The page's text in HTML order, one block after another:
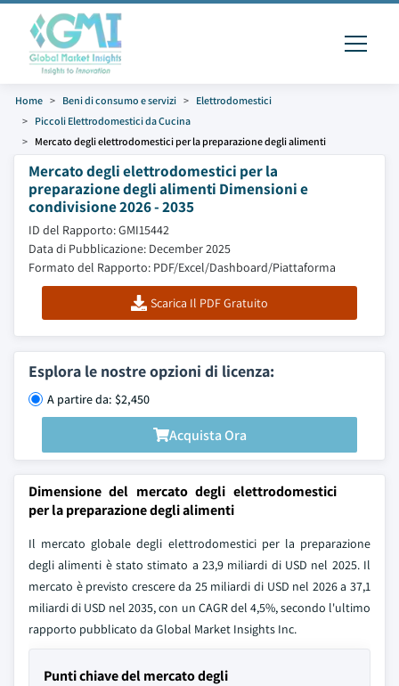
Home Beni di consumo e servizi
Elettrodomestici
Piccoli Elettrodomestici da Cucina
Mercato degli elettrodomestici per la preparazione degli alimenti
Mercato degli elettrodomestici per la
preparazione degli alimenti Dimensioni e
condivisione 2026 - 2035
ID del Rapporto: GMI15442
Data di Pubblicazione: December 2025
Formato del Rapporto: PDF/Excel/Dashboard/Piattaforma
Scarica Il PDF Gratuito
Esplora le nostre opzioni di licenza:
A partire da: $2,450
Acquista Ora
Dimensione del mercato degli elettrodomestici
per la preparazione degli alimenti
Il mercato globale degli elettrodomestici per la preparazione
degli alimenti è stato stimato a 23,9 miliardi di USD nel 2025. Il
mercato è previsto crescere da 25 miliardi di USD nel 2026 a 37,1
miliardi di USD nel 2035, con un CAGR del 4,5%, secondo l'ultimo
rapporto pubblicato da Global Market Insights Inc.
Punti chiave del mercato degli